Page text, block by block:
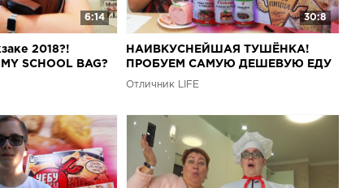
6:14
2018?!
SCHOOL BAG?
30:8
НАИВКУСНЕЙШАЯ ТУШЁНКА!
ПРОБУЕМ САМУЮ ДЕШЕВУЮ ЕДУ
ОТ &quot;ТО, ЧТО НАДО&quot;
Отличник LIFE